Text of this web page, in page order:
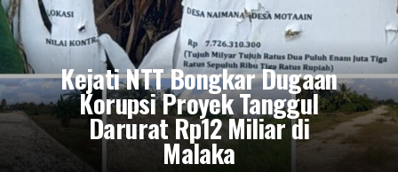
Kejati NTT Bongkar Dugaan
Korupsi Proyek Tanggul
Darurat Rp12 Miliar di
Malaka